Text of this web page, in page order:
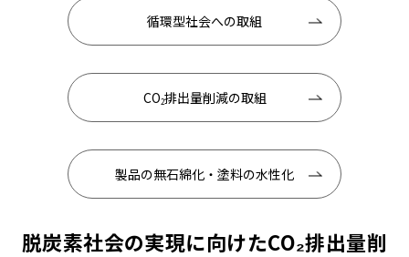
循環型社会への取組
CO2排出量削減の取組
製品の無石綿化・塗料の水性化
脱炭素社会の実現に向けたCO₂排出量削